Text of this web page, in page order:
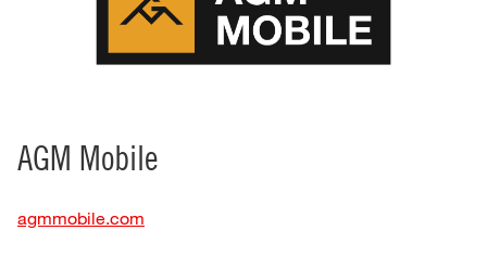
AGM Mobile
agmmobile.com